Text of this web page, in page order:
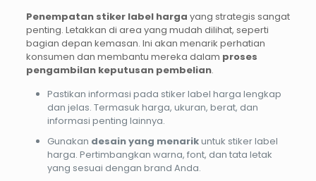
Penempatan stiker label harga yang strategis sangat
penting. Letakkan di area yang mudah dilihat, seperti
bagian depan kemasan. Ini akan menarik perhatian
konsumen dan membantu mereka dalam proses
pengambilan keputusan pembelian.
Pastikan informasi pada stiker label harga lengkap
dan jelas. Termasuk harga, ukuran, berat, dan
informasi penting lainnya.
Gunakan desain yang menarikuntuk stiker label
harga. Pertimbangkan warna, font, dan tata letak
yang sesuai dengan brand Anda.